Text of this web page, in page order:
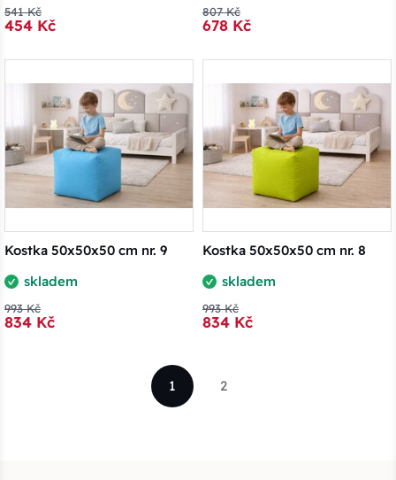
541 Kč
454 Kč
807 Kč
678 Kč
Kostka 50x50x50 cm nr. 9
skladem
993 Kč
834 Kč
Kostka 50x50x50 cm nr. 8
skladem
993 Kč
834 Kč
1 2